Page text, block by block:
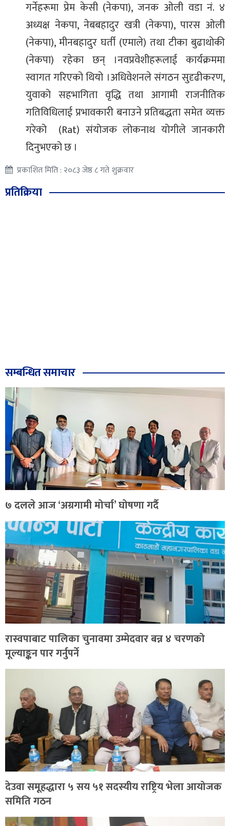
गर्नेहरूमा प्रेम केसी (नेकपा), जनक ओली वडा नं. ४
अध्यक्ष नेकपा, नेबबहादुर खत्री (नेकपा), पारस ओली
(नेकपा), मीनबहादुर घर्ती (एमाले) तथा टीका बुढाथोकी
(नेकपा) रहेका छन् ।नवप्रवेशीहरूलाई कार्यक्रममा
स्वागत गरिएको थियो ।अधिवेशनले संगठन सुदृढीकरण,
युवाको सहभागिता वृद्धि तथा आगामी राजनीतिक
गतिविधिलाई प्रभावकारी बनाउने प्रतिबद्धता समेत व्यक्त
गरेको (Rat) संयोजक लोकनाथ योगीले जानकारी
दिनुभएको छ ।
प्रकाशित मिति : २०८३ जेष्ठ ८ गते शुक्रवार
प्रतिक्रिया
सम्बन्धित समाचार
७ दलले आज ‘अग्रगामी मोर्चा’ घोषणा गर्दै
रास्वपाबाट पालिका चुनावमा उम्मेदवार बन्न ४ चरणको
मूल्याङ्कन पार गर्नुपर्ने
देउवा समूहद्धारा ५ सय ५१ सदस्यीय राष्ट्रिय भेला आयोजक
समिति गठन